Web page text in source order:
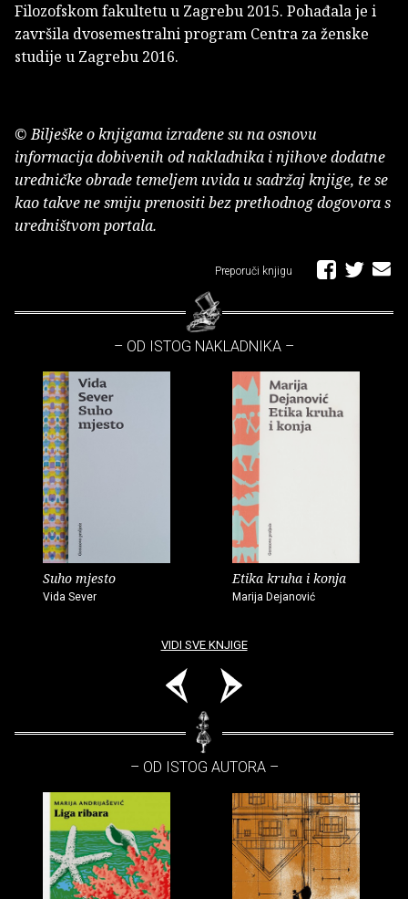
Filozofskom fakultetu u Zagrebu 2015. Pohađala je i
završila dvosemestralni program Centra za ženske
studije u Zagrebu 2016.
© Bilješke o knjigama izrađene su na osnovu
informacija dobivenih od nakladnika i njihove dodatne
uredničke obrade temeljem uvida u sadržaj knjige, te se
kao takve ne smiju prenositi bez prethodnog dogovora s
uredništvom portala.
Preporuči knjigu
– OD ISTOG NAKLADNIKA –
Suho mjesto
Vida Sever
Etika kruha i konja
Marija Dejanović
VIDI SVE KNJIGE
– OD ISTOG AUTORA –